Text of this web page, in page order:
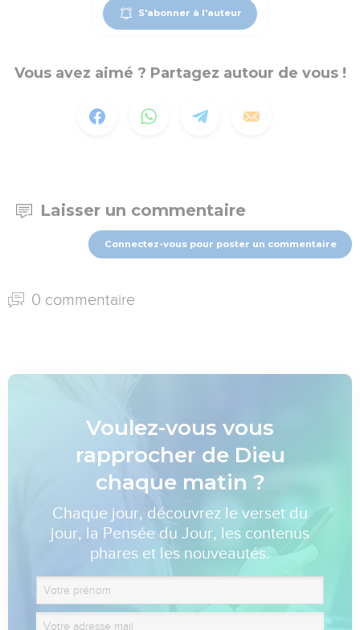
S'abonner à l'auteur
Vous avez aimé ? Partagez autour de vous !
Laisser un commentaire
Connectez-vous pour poster un commentaire
0 commentaire
Voulez-vous vous
rapprocher de Dieu
chaque matin ?
Chaque jour, découvrez le verset du
jour, la Pensée du Jour, les contenus
phares et les nouveautés.